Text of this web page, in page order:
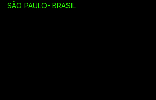
SÃO PAULO- BRASIL